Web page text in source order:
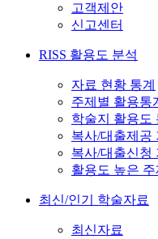
고객제안
신고센터
RISS 활용도 분석
자료 현황 통계
주제별 활용통
학술지 활용도
복사/대출제공
복사/대출신청
활용도 높은 주
최신/인기 학술자료
최신자료